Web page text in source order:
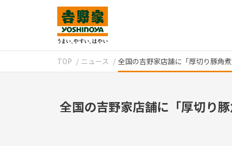
TOP ニュース 全国の吉野家店舗に「厚切り豚角
全国の吉野家店舗に「厚切り